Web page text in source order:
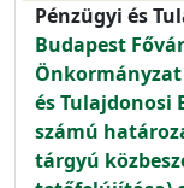
Pénzügyi és
Budapest
és Tulajdonosi
számú
tárgyú